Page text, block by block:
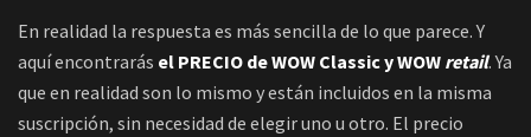
En realidad la respuesta es más sencilla de lo que parece. Y
aquí encontrarás el PRECIO de WOW Classic y WOW retail. Ya
que en realidad son lo mismo y están incluidos en la misma
suscripción, sin necesidad de elegir uno u otro. El precio